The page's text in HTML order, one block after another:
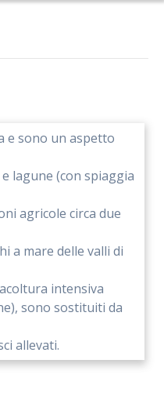
e sono un aspetto
lagune (con spiaggia
agricole circa due
a mare delle valli di
intensiva
sono sostituiti da
allevati.